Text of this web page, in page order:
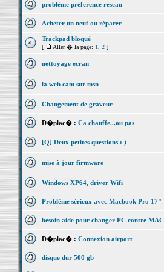
problème préference réseau
Acheter un neuf ou réparer
Trackpad bloqué
[ Aller � la page: 1 2]
nettoyage ecran
la web cam sur msn
Changement de graveur
D�plac� : Ca chauffe...ou pas
[Q] Deux petites questions : )
mise à jour firmware
Windows XP64, driver Wifi
Problème sérieux avec Macbook Pro 17"
besoin aide pour changer PC contre MAC
D�plac� : Connexion airport
disque dur 500 gb